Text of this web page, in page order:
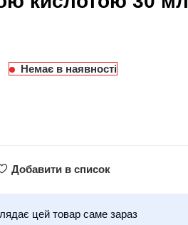
Немає в наявності
Добавити в список
цей товар саме зараз